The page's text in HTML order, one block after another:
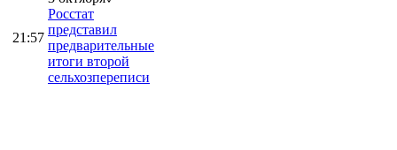
21:57
Росстат
представил
предварительные
итоги второй
сельхозпереписи